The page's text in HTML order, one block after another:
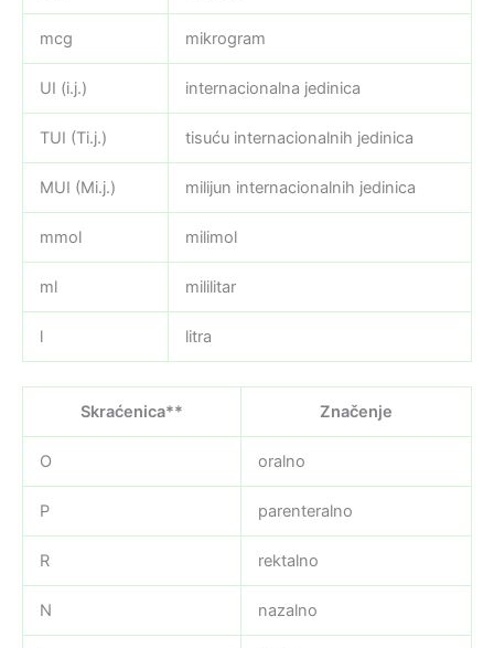
mcg mikrogram
UI (i.j.) internacionalna jedinica
TUI (Ti.j.) tisuću internacionalnih jedinica
MUI (Mi.j.) milijun internacionalnih jedinica
mmol milimol
ml mililitar
l litra
Skraćenica** Značenje
O oralno
P parenteralno
R rektalno
N nazalno